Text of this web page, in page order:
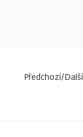
Předchozí/Další